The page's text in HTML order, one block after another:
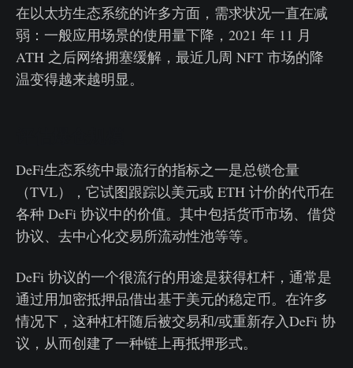
在以太坊生态系统的许多方面，需求状况一直在减
弱：一般应用场景的使用量下降，2021 年 11 月
ATH 之后网络拥塞缓解，最近几周 NFT 市场的降
温变得越来越明显。
DeFi生态系统中最流行的指标之一是总锁仓量
（TVL），它试图跟踪以美元或 ETH 计价的代币在
各种 DeFi 协议中的价值。其中包括货币市场、借贷
协议、去中心化交易所流动性池等等。
DeFi 协议的一个很流行的用途是获得杠杆，通常是
通过用加密抵押品借出基于美元的稳定币。在许多
情况下，这种杠杆随后被交易和/或重新存入DeFi 协
议，从而创建了一种链上再抵押形式。